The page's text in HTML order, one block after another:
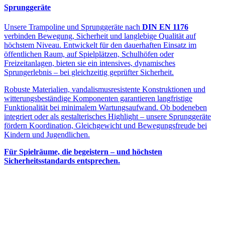
Sprunggeräte
Unsere Trampoline und Sprunggeräte nach DIN EN 1176
verbinden Bewegung, Sicherheit und langlebige Qualität auf
höchstem Niveau. Entwickelt für den dauerhaften Einsatz im
öffentlichen Raum, auf Spielplätzen, Schulhöfen oder
Freizeitanlagen, bieten sie ein intensives, dynamisches
Sprungerlebnis – bei gleichzeitig geprüfter Sicherheit.
Robuste Materialien, vandalismusresistente Konstruktionen und
witterungsbeständige Komponenten garantieren langfristige
Funktionalität bei minimalem Wartungsaufwand. Ob bodeneben
integriert oder als gestalterisches Highlight – unsere Sprunggeräte
fördern Koordination, Gleichgewicht und Bewegungsfreude bei
Kindern und Jugendlichen.
Für Spielräume, die begeistern – und höchsten
Sicherheitsstandards entsprechen.